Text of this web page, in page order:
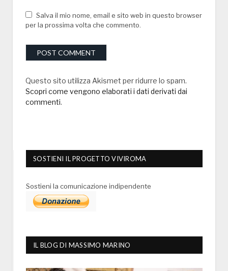
Salva il mio nome, email e sito web in questo browser
per la prossima volta che commento.
Questo sito utilizza Akismet per ridurre lo spam.
Scopri come vengono elaborati i dati derivati dai
commenti.
SOSTIENI IL PROGETTO VIVIROMA
Sostieni la comunicazione indipendente
IL BLOG DI MASSIMO MARINO